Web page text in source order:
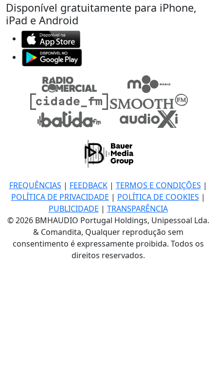
Disponível gratuitamente para iPhone,
iPad e Android
FREQUÊNCIAS | FEEDBACK| TERMOS E CONDIÇÕES |
POLÍTICA DE PRIVACIDADE | POLÍTICA DE COOKIES |
PUBLICIDADE | TRANSPARÊNCIA
© 2026 BMHAUDIO Portugal Holdings, Unipessoal Lda.
& Comandita, Qualquer reprodução sem
consentimento é expressamente proibida. Todos os
direitos reservados.